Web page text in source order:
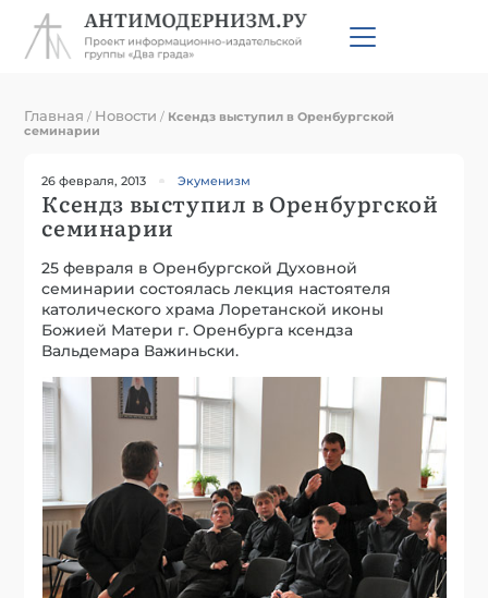
Главная / Новости / Ксендз выступил в Оренбургской
семинарии
26 февраля, 2013 Экуменизм
Ксендз выступил в Оренбургской
семинарии
25 февраля в Оренбургской Духовной
семинарии состоялась лекция настоятеля
католического храма Лоретанской иконы
Божией Матери г. Оренбурга ксендза
Вальдемара Важиньски.